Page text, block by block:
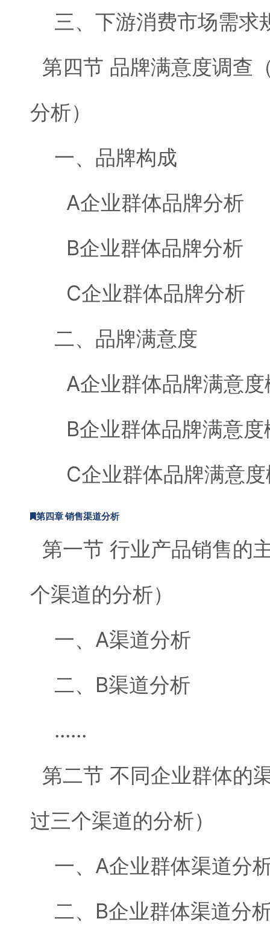
三、下游消费市场需求
第四节 品牌满意度调查
分析）
一、品牌构成
A企业群体品牌分析
B企业群体品牌分析
C企业群体品牌分析
二、品牌满意度
A企业群体品牌满意度
B企业群体品牌满意度
C企业群体品牌满意度
第四章 销售渠道分析
第一节 行业产品销售的
个渠道的分析）
一、A渠道分析
二、B渠道分析
......
第二节 不同企业群体的
过三个渠道的分析）
一、A企业群体渠道分
二、B企业群体渠道分